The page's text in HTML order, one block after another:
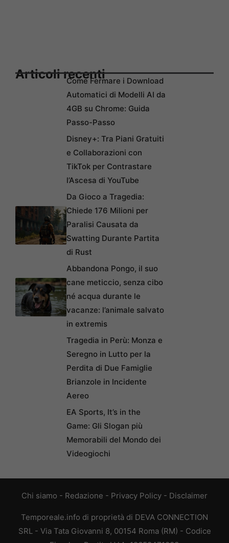
Articoli recentiCome Fermare i Download
Automatici di Modelli AI da
4GB su Chrome: Guida
Passo-Passo
Disney+: Tra Piani Gratuiti
e Collaborazioni con
TikTok per Contrastare
l’Ascesa di YouTube
Da Gioco a Tragedia:
Chiede 176 Milioni per
Paralisi Causata da
Swatting Durante Partita
di Rust
Abbandona Pongo, il suo
cane meticcio, senza cibo
né acqua durante le
vacanze: l’animale salvato
in extremis
Tragedia in Perù: Monza e
Seregno in Lutto per la
Perdita di Due Famiglie
Brianzole in Incidente
Aereo
EA Sports, It’s in the
Game: Gli Slogan più
Memorabili del Mondo dei
Videogiochi
Chi siamo - Redazione - Privacy Policy - Disclaimer
Temporeale.info di proprietà di DEVA CONNECTION
SRL - Via Tata Giovanni 8, 00154 Roma (RM) - Codice